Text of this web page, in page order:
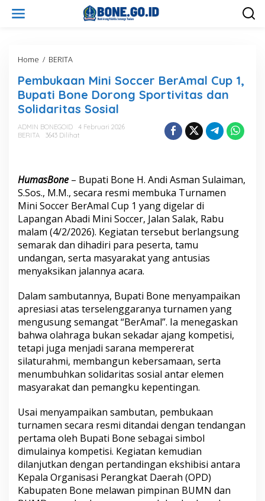
Home / BERITA
m
b
u
k
a
S
o
c
c
e
r
B
e
A
m
a
l
C
u
p
,
B
p
a
t
i
B
o
n
e
D
Pembukaan Mini Soccer BerAmal Cup 1,
Bupati Bone Dorong Sportivitas dan
Solidaritas Sosial
ADMIN BONEGOID
4 Februari 2026
BERITA
3643 Dilihat
HumasBone – Bupati Bone H. Andi Asman Sulaiman,
S.Sos., M.M., secara resmi membuka Turnamen
Mini Soccer BerAmal Cup 1 yang digelar di
Lapangan Abadi Mini Soccer, Jalan Salak, Rabu
malam (4/2/2026). Kegiatan tersebut berlangsung
semarak dan dihadiri para peserta, tamu
undangan, serta masyarakat yang antusias
menyaksikan jalannya acara.
Dalam sambutannya, Bupati Bone menyampaikan
apresiasi atas terselenggaranya turnamen yang
mengusung semangat “BerAmal”. Ia menegaskan
bahwa olahraga bukan sekadar ajang kompetisi,
tetapi juga menjadi sarana mempererat
silaturahmi, membangun kebersamaan, serta
menumbuhkan solidaritas sosial antar elemen
masyarakat dan pemangku kepentingan.
Usai menyampaikan sambutan, pembukaan
turnamen secara resmi ditandai dengan tendangan
pertama oleh Bupati Bone sebagai simbol
dimulainya kompetisi. Kegiatan kemudian
dilanjutkan dengan pertandingan ekshibisi antara
Kepala Organisasi Perangkat Daerah (OPD)
Kabupaten Bone melawan pimpinan BUMN dan